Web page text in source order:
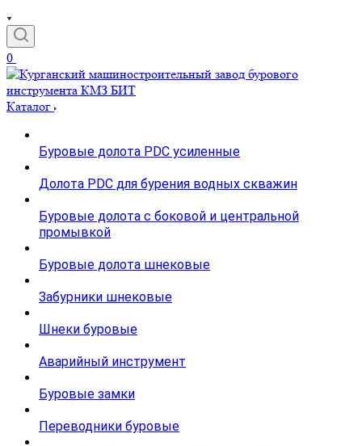
0
Каталог
Буровые долота PDC усиленные
Долота PDC для бурения водных скважин
Буровые долота с бoковой и центральной
промывкой
Буровые долота шнековые
Забурники шнековые
Шнеки буровые
Аварийный инструмент
Буровые замки
Переводники буровые